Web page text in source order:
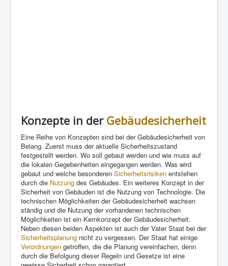
Konzepte in der Gebäudesicherheit
Eine Reihe von Konzepten sind bei der Gebäudesicherheit von
Belang. Zuerst muss der aktuelle Sicherheitszustand
festgestellt werden. Wo soll gebaut werden und wie muss auf
die lokalen Gegebenheiten eingegangen werden. Was wird
gebaut und welche besonderen Sicherheitsrisiken entstehen
durch die Nutzung des Gebäudes. Ein weiteres Konzept in der
Sicherheit von Gebäuden ist die Nutzung von Technologie. Die
technischen Möglichkeiten der Gebäudesicherheit wachsen
ständig und die Nutzung der vorhandenen technischen
Möglichkeiten ist ein Kernkonzept der Gebäudesicherheit.
Neben diesen beiden Aspekten ist auch der Vater Staat bei der
Sicherheitsplanung nicht zu vergessen. Der Staat hat einige
Verordnungen getroffen, die die Planung vereinfachen, denn
durch die Befolgung dieser Regeln und Gesetze ist eine